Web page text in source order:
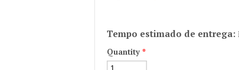
Tempo estimado de entrega:
Quantity *